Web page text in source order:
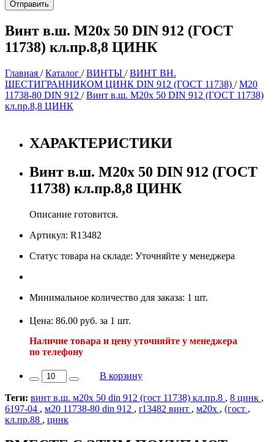
Винт в.ш. М20х 50 DIN 912 (ГОСТ
11738) кл.пр.8,8 ЦИНК
Главная /Каталог /ВИНТЫ /ВИНТ ВН.
ШЕСТИГРАННИКОМ ЦИНК DIN 912 (ГОСТ 11738) /М20
11738-80 DIN 912 /Винт в.ш. М20х 50 DIN 912 (ГОСТ 11738)
кл.пр.8,8 ЦИНК
ХАРАКТЕРИСТИКИ
Винт в.ш. М20х 50 DIN 912 (ГОСТ
11738) кл.пр.8,8 ЦИНК
Описание готовится.
Артикул: R13482
Статус товара на складе: Уточняйте у менеджера
Минимальное количество для заказа: 1 шт.
Цена: 86.00 руб. за 1 шт.
Наличие товара и цену уточняйте у менеджера
по телефону
В корзину
Теги: винт в.ш. м20х 50 din 912 (гост 11738) кл.пр.8 , 8 цинк ,
6197-04 , м20 11738-80 din 912 , r13482 винт , м20х , (гост ,
кл.пр.88 , цинк